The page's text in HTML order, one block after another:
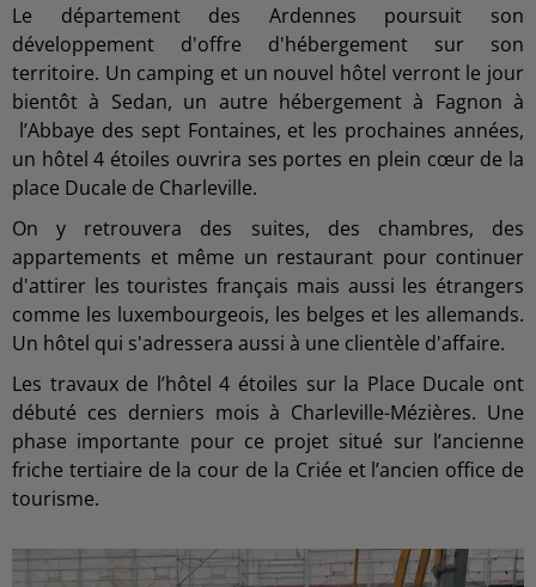
Le département des Ardennes poursuit son
développement d'offre d'hébergement sur son
territoire. Un camping et un nouvel hôtel verront le jour
bientôt à Sedan, un autre hébergement à Fagnon à
l’Abbaye des sept Fontaines, et les prochaines années,
un hôtel 4 étoiles ouvrira ses portes en plein cœur de la
place Ducale de Charleville.
On y retrouvera des suites, des chambres, des
appartements et même un restaurant pour continuer
d'attirer les touristes français mais aussi les étrangers
comme les luxembourgeois, les belges et les allemands.
Un hôtel qui s'adressera aussi à une clientèle d'affaire.
Les travaux de l’hôtel 4 étoiles sur la Place Ducale ont
débuté ces derniers mois à Charleville-Mézières. Une
phase importante pour ce projet situé sur l’ancienne
friche tertiaire de la cour de la Criée et l’ancien office de
tourisme.